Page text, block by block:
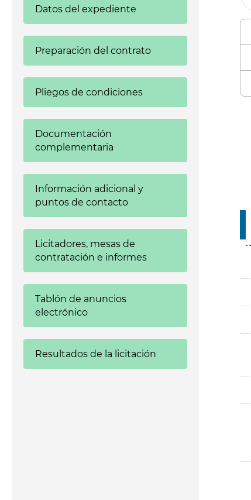
Datos del expediente
Preparación del contrato
Pliegos de condiciones
Documentación
complementaria
Información adicional y
puntos de contacto
Licitadores, mesas de
contratación e informes
Tablón de anuncios
electrónico
Resultados de la licitación